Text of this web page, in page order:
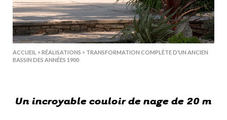
ACCUEIL >RÉALISATIONS > TRANSFORMATION COMPLÈTE D’UN ANCIEN
BASSIN DES ANNÉES 1900
Un incroyable couloir de nage de 20 m